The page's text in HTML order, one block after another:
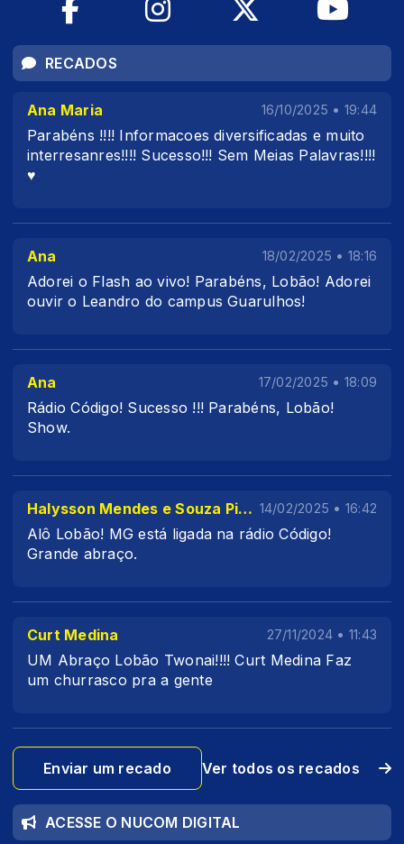
RECADOS
Ana Maria 16/10/2025 • 19:44
Parabéns !!!! Informacoes diversificadas e muito
interresanres!!!! Sucesso!!! Sem Meias Palavras!!!!
♥️
Ana 18/02/2025 • 18:16
Adorei o Flash ao vivo! Parabéns, Lobão! Adorei
ouvir o Leandro do campus Guarulhos!
Ana 17/02/2025 • 18:09
Rádio Código! Sucesso !!! Parabéns, Lobão!
Show.
Halysson Mendes e Souza Pinto 14/02/2025 • 16:42
Alô Lobão! MG está ligada na rádio Código!
Grande abraço.
Curt Medina 27/11/2024 • 11:43
UM Abraço Lobão Twonai!!!! Curt Medina Faz
um churrasco pra a gente
Enviar um recado Ver todos os recados
ACESSE O NUCOM DIGITAL